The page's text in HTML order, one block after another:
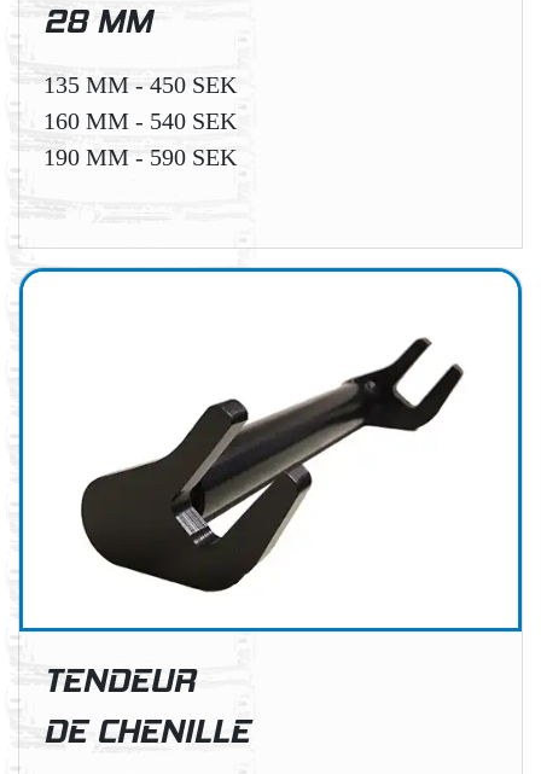
28 MM
135 MM - 450 SEK
160 MM - 540 SEK
190 MM - 590 SEK
TENDEUR
DE CHENILLE